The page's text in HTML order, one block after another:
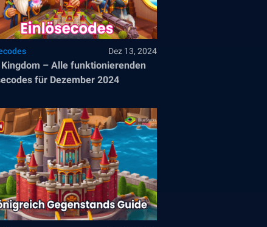
Dez 13, 2024
Kingdom – Alle funktionierenden
für Dezember 2024